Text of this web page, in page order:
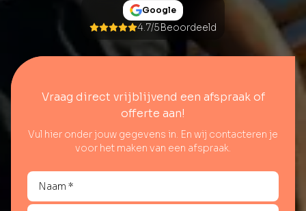
Google
4.7/5Beoordeeld
Vraag direct vrijblijvend een afspraak of
offerte aan!
Vul hier onder jouw gegevens in. En wij contacteren je
voor het maken van een afspraak.